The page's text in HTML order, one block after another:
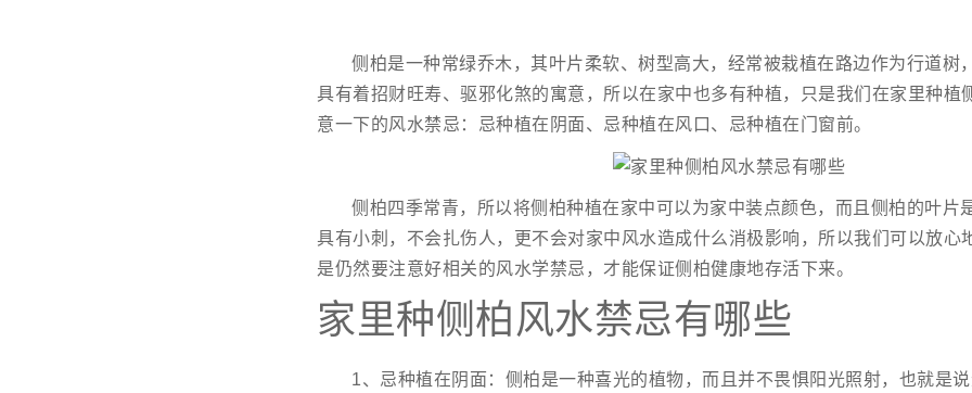
侧柏是一种常绿乔木，其叶片柔软、树型高大，经常被栽植在路边作为行道树
具有着招财旺寿、驱邪化煞的寓意，所以在家中也多有种植，只是我们在家里种植
意一下的风水禁忌：忌种植在阴面、忌种植在风口、忌种植在门窗前。
侧柏四季常青，所以将侧柏种植在家中可以为家中装点颜色，而且侧柏的叶片
具有小刺，不会扎伤人，更不会对家中风水造成什么消极影响，所以我们可以放心
是仍然要注意好相关的风水学禁忌，才能保证侧柏健康地存活下来。
家里种侧柏风水禁忌有哪些
1、忌种植在阴面：侧柏是一种喜光的植物，而且并不畏惧阳光照射，也就是